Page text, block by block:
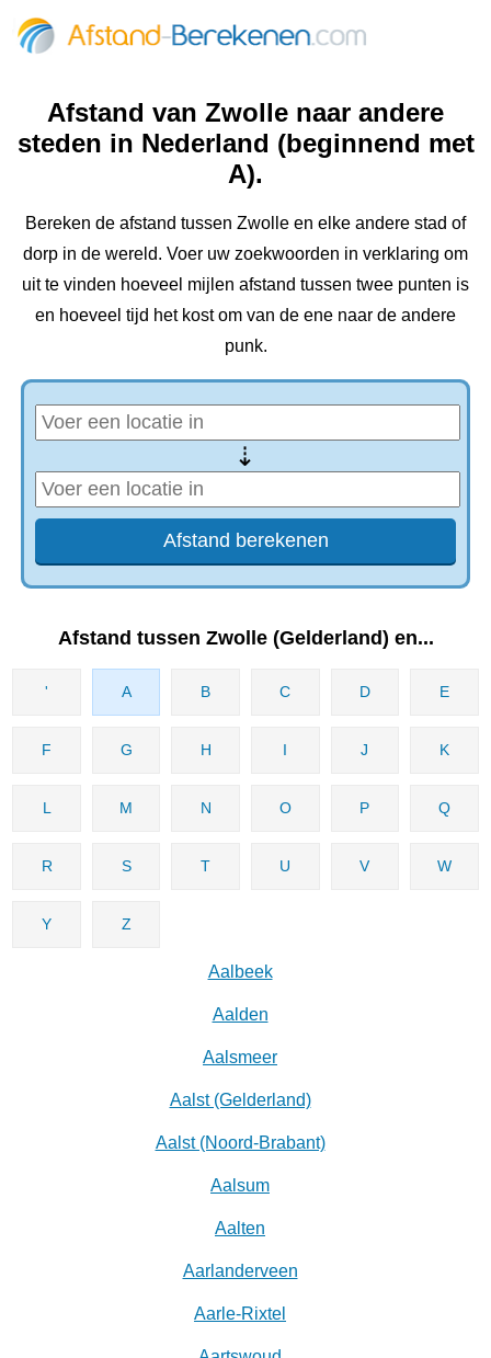
Afstand van Zwolle naar andere
steden in Nederland (beginnend met
A).
Bereken de afstand tussen Zwolle en elke andere stad of
dorp in de wereld. Voer uw zoekwoorden in verklaring om
uit te vinden hoeveel mijlen afstand tussen twee punten is
en hoeveel tijd het kost om van de ene naar de andere
punk.
⇢
Afstand tussen Zwolle (Gelderland) en...
' A B C D E
F G H I J K
L M N O P Q
R S T U V W
Y Z
Aalbeek
Aalden
Aalsmeer
Aalst (Gelderland)
Aalst (Noord-Brabant)
Aalsum
Aalten
Aarlanderveen
Aarle-Rixtel